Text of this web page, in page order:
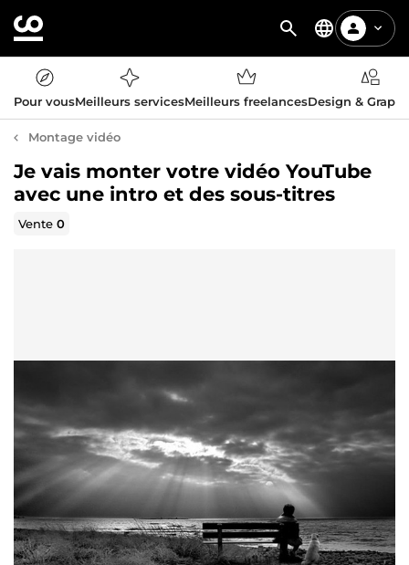
Pour vousMeilleurs servicesMeilleurs freelancesDesign &
Montage vidéo
Je vais monter votre vidéo YouTube
avec une intro et des sous-titres
Vente0